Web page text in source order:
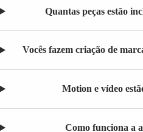
Quantas peças estão
Vocês fazem criação de
Motion e vídeo
Como funciona a